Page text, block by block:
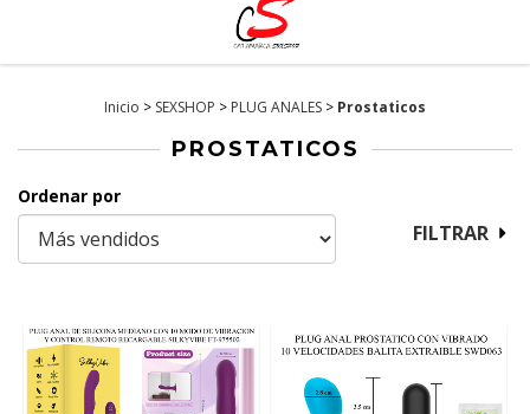
Inicio > SEXSHOP > PLUG ANALES > Prostaticos
PROSTATICOS
Ordenar por
FILTRAR